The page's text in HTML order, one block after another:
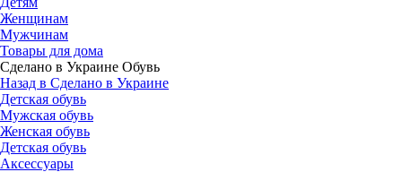
Женщинам
Мужчинам
Товары для дома
Сделано в Украине Обувь
Назад в Сделано в Украине
Детская обувь
Мужская обувь
Женская обувь
Детская обувь
Аксессуары